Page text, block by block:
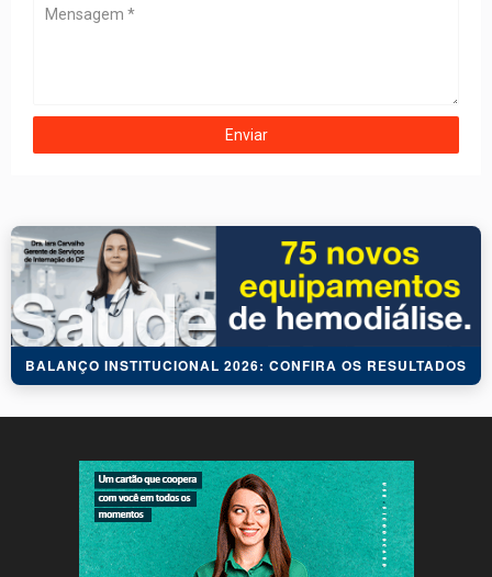
BALANÇO INSTITUCIONAL 2026: CONFIRA OS RESULTADOS